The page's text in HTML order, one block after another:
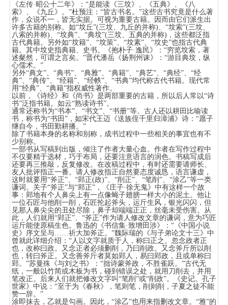
《左传·昭公十二年》：“是能读《三坟》、《五典》、《八
索》、《九丘》。”杜预注：“皆古书名。”这些古书究竟是什么著
作，众说不一，皆无实据。可视为重要古籍。因而由它们派生出
许多古籍的别称。如“坟丘”(三坟、九丘的并称)、“坟索”(三坟、
八索的并称)、“坟典”、“典坟”(三坟、五典的并称)，这些都泛指
古代典籍。另外如“坟籍”、“坟策”、“坟素”、“坟史”也指古代典
籍。其中坟史指典籍、史书。《抱朴子·逸民》：“穷览坟索，著
述粲然，可谓之言矣。”晋代潘岳《扬荆州诔》：“游目典坟，纵
心儒术。”
另外“典文”、“典书”、“典雅”、“典籍”、“典艺”、“典经”、“经
典”、“典传”、“经籍”、“经帙”、“书典”均代称古代书籍。现代常
用“经典”、“典籍”指权威性著作。
以前，《诗经》和《尚书》是两部重要的古籍，所以后人常以“诗
书”泛指书籍。如云“熟读诗书”。
通常还称书为“书本”、“书文”、“书册”等。古人还以耕田比喻读
书，称书为“书田”，如宋代王迈《送族侄千里归漳浦》诗：“愿子
继自今，书田勤耕播。”
除了书籍本身的名称和别称，成书过程中一些相关的事宜也有不
少别称。
一部书从写稿到出版，倾注了作者大量心血。作者在写作过程中
不仅要精于选材，巧于布局，还要注意语言的润色。书稿写成后
还要再三推敲，反复修改。在改稿过程中，有时还需要请师长、
友人批评指正一番。请人修改指正自然要态度诚恳，语言谦虚，
这时就要用“斧正”、“郢正(政)”、“削正”、“笔削”、“涂乙”等一类
谦词。关子“斧正”与“郢正”，《庄子·徐无鬼》中有这样一个故
事：郢地有个人鼻尖上有一点像蝇子翅膀一样大小的泥土。他让
一位石匠与他削一削，石匠抡起斧头，运斤生风，银光闪闪，但
见那人鼻尖尖的丑处尽除，鼻子却端端正正，丝毫未受伤害。从
此，人们就用“郢正”、“斧正”作为请人修改文章的谦词，意为巧匠
运斤能使原稿生色。鲁迅的《书信集·致增田涉》：“《中国小说
史》序文呈与……祈大加斧正。”魏际瑞的《与子弟论文十三》中
曾就此详细介绍：“人以文字就质于人，称曰正之。忽念政者正
也，改称曰政。又念正者必须删削，乃曰削政。又念斧斤所以削
也，转曰斧正。又念善斧斤者莫如郢人，易曰郢政，且或单称曰
郢。”苏曼殊《与刘之书》：“拙诗蒙斧政，不胜雀跃。”古代无
纸，一般以竹简或木板为书，碰到错误之处，就用刀削去，并用
笔改正。后来人们就把修改文字叫“笔削”或“削政”。《史记。孔子
世家》中说：“至于为《春秋》，笔则笔，削则削，子夏之徒不能
赞一辞。”
涂即抹去，乙就是勾画。因此，“涂乙”也用来指删改文章。“雅”的